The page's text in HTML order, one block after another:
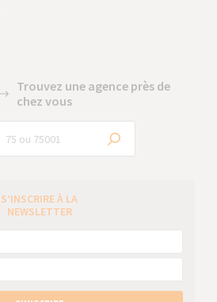
Trouvez une agence près de
chez vous
S’INSCRIRE À LA
NEWSLETTER